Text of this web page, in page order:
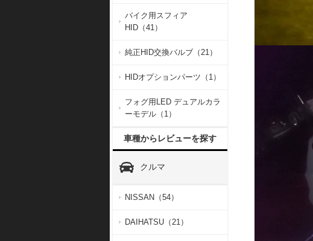
バイク用スフィア
HID（41）
純正HID交換バルブ（21）
HIDオプションパーツ（1）
フォグ用LED デュアルカラ
ーモデル（1）
車種からレビューを探す
クルマ
NISSAN（54）
DAIHATSU（21）